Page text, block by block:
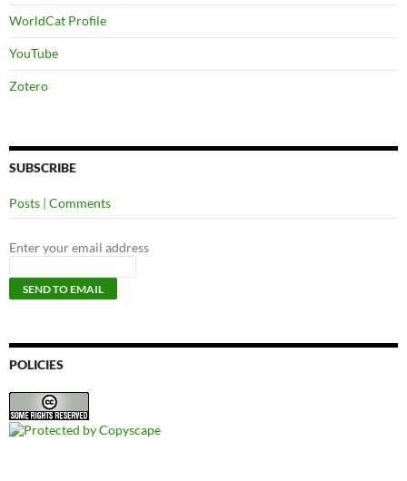
WorldCat Profile
YouTube
Zotero
SUBSCRIBE
Posts | Comments
Enter your email address
POLICIES